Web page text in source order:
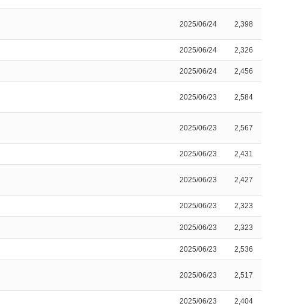
2025/06/24 2,398
2025/06/24 2,326
2025/06/24 2,456
2025/06/23 2,584
2025/06/23 2,567
2025/06/23 2,431
2025/06/23 2,427
2025/06/23 2,323
2025/06/23 2,323
2025/06/23 2,536
2025/06/23 2,517
2025/06/23 2,404